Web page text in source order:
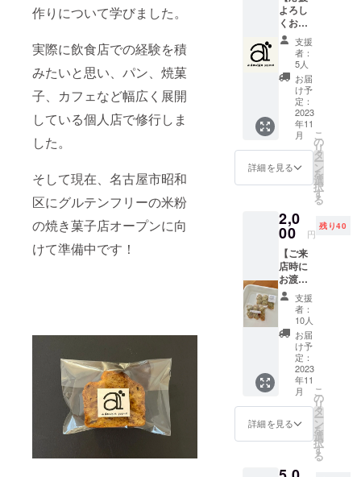
作りについて学びました。
実際に飲食店での経験を積
みたいと思い、パン、焼菓
子、カフェなど幅広く展開
している個人店で修行しま
した。
そして現在、名古屋市昭和
区にグルテンフリーの米粉
の焼き菓子店オープンに向
けて準備中です！
よろし
くお願
いしま
す!】 支
援いた
だいた
お礼の
メッ
セージ
を、心
を込め
てメー
ルに載
せま
す。
支援
者：
5人
お届
け予
定：
2023
年11
月
詳細を見る
こ
の
リ
タ
ー
ン
を
選
択
す
る
2,0
00 円
残り40
【ご来
店時に
お渡し
しま
す】 ・
お礼
メッ
セージ
(お店で
お顔を
見て直
接) ・米
粉の
クッ
キー(1
つ) 提供
店舗ご
支援
者：
10人
お届
け予
定：
2023
年11
月
詳細を見る
こ
の
リ
タ
ー
ン
を
選
択
す
る